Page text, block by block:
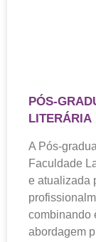
PÓS-
LITERÁRIA
A Pós-
Faculdade
e atualizada
combinando
abordagem